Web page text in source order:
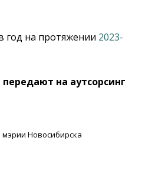
год на протяжении 2023-
на аутсорсинг
мэрии Новосибирска